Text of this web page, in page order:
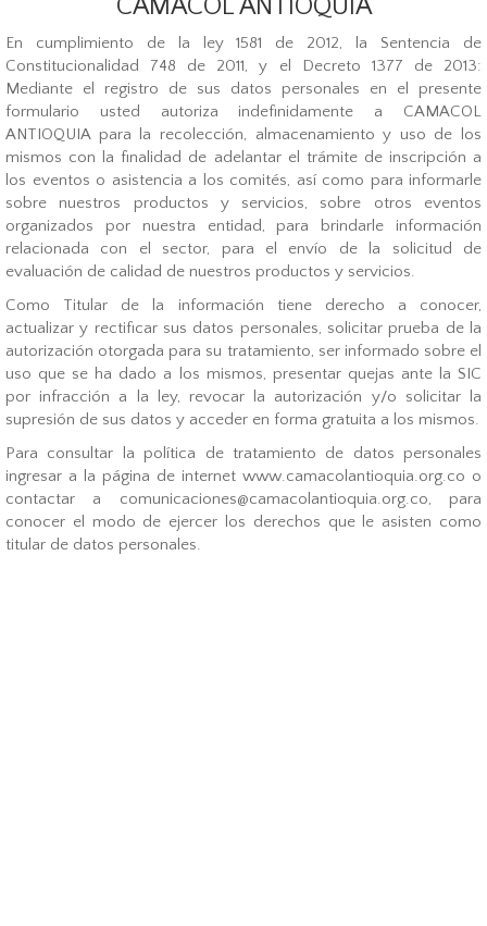
CAMACOL ANTIOQUIA
En cumplimiento de la ley 1581 de 2012, la Sentencia de
Constitucionalidad 748 de 2011, y el Decreto 1377 de 2013:
Mediante el registro de sus datos personales en el presente
formulario usted autoriza indefinidamente a CAMACOL
ANTIOQUIA para la recolección, almacenamiento y uso de los
mismos con la finalidad de adelantar el trámite de inscripción a
los eventos o asistencia a los comités, así como para informarle
sobre nuestros productos y servicios, sobre otros eventos
organizados por nuestra entidad, para brindarle información
relacionada con el sector, para el envío de la solicitud de
evaluación de calidad de nuestros productos y servicios.
Como Titular de la información tiene derecho a conocer,
actualizar y rectificar sus datos personales, solicitar prueba de la
autorización otorgada para su tratamiento, ser informado sobre el
uso que se ha dado a los mismos, presentar quejas ante la SIC
por infracción a la ley, revocar la autorización y/o solicitar la
supresión de sus datos y acceder en forma gratuita a los mismos.
Para consultar la política de tratamiento de datos personales
ingresar a la página de internet www.camacolantioquia.org.co o
contactar a comunicaciones@camacolantioquia.org.co, para
conocer el modo de ejercer los derechos que le asisten como
titular de datos personales.